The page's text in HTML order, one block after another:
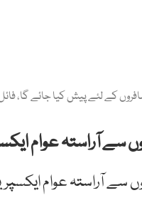
کے لئے پیش کیا جائے گا، فائل
آراستہ عوام
آراستہ عوام